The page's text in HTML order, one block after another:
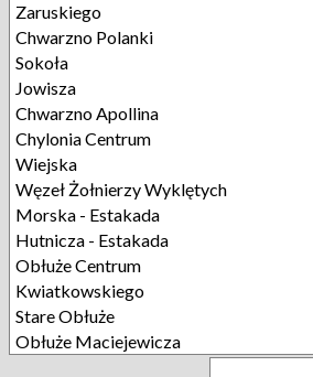
Zaruskiego
Chwarzno Polanki
Sokoła
Jowisza
Chwarzno Apollina
Chylonia Centrum
Wiejska
Węzeł Żołnierzy Wyklętych
Morska - Estakada
Hutnicza - Estakada
Obłuże Centrum
Kwiatkowskiego
Stare Obłuże
Obłuże Maciejewicza